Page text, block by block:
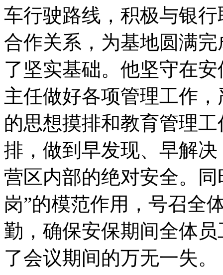
车行驶路线，积极与银
合作关系，为基地圆满
了坚实基础。他坚守在
主任做好各项管理工作
的思想摸排和教育管理
排，做到早发现、早解
营区内部的绝对安全。
岗”的模范作用，号召全
勤，确保安保期间全体
了会议期间的万无一失。